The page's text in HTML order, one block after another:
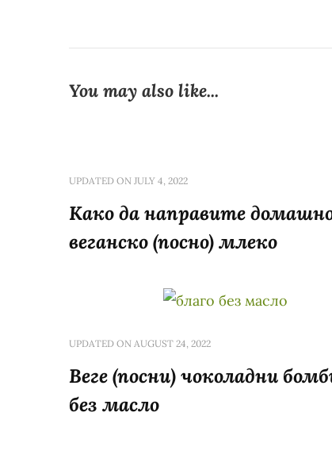
You may also like...
UPDATED ON JULY 4, 2022
Како да направите
веганско (посно) млеко
UPDATED ON AUGUST 24, 2022
Веге (посни) чоколадни
без масло